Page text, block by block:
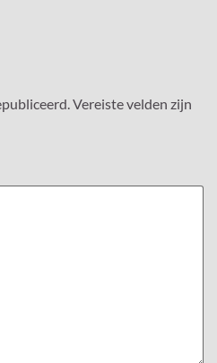
Vereiste velden zijn